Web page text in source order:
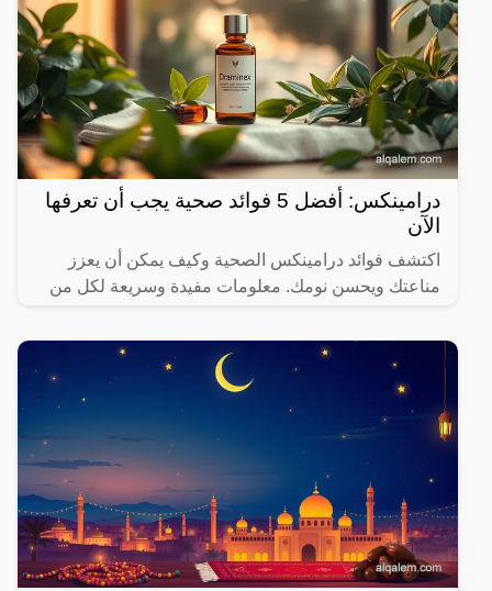
درامينكس: أفضل 5 فوائد صحية يجب أن تعرفها
الآن
اكتشف فوائد درامينكس الصحية وكيف يمكن أن يعزز
مناعتك ويحسن نومك. معلومات مفيدة وسريعة لكل من